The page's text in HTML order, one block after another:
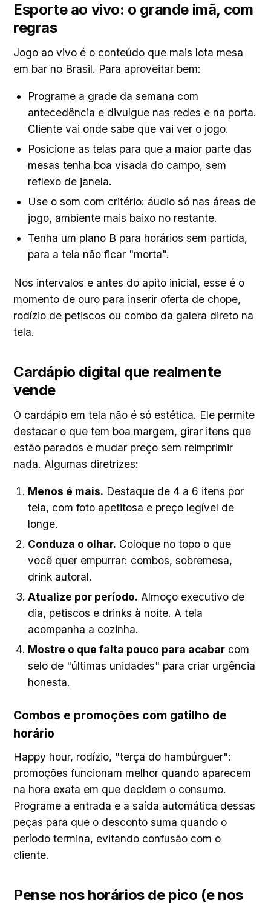
Esporte ao vivo: o grande imã, com
regras
Jogo ao vivo é o conteúdo que mais lota mesa
em bar no Brasil. Para aproveitar bem:
Programe a grade da semana com
antecedência e divulgue nas redes e na porta.
Cliente vai onde sabe que vai ver o jogo.
Posicione as telas para que a maior parte das
mesas tenha boa visada do campo, sem
reflexo de janela.
Use o som com critério: áudio só nas áreas de
jogo, ambiente mais baixo no restante.
Tenha um plano B para horários sem partida,
para a tela não ficar "morta".
Nos intervalos e antes do apito inicial, esse é o
momento de ouro para inserir oferta de chope,
rodízio de petiscos ou combo da galera direto na
tela.
Cardápio digital que realmente
vende
O cardápio em tela não é só estética. Ele permite
destacar o que tem boa margem, girar itens que
estão parados e mudar preço sem reimprimir
nada. Algumas diretrizes:
Menos é mais. Destaque de 4 a 6 itens por
tela, com foto apetitosa e preço legível de
longe.
Conduza o olhar. Coloque no topo o que
você quer empurrar: combos, sobremesa,
drink autoral.
Atualize por período. Almoço executivo de
dia, petiscos e drinks à noite. A tela
acompanha a cozinha.
Mostre o que falta pouco para acabar com
selo de "últimas unidades" para criar urgência
honesta.
Combos e promoções com gatilho de
horário
Happy hour, rodízio, "terça do hambúrguer":
promoções funcionam melhor quando aparecem
na hora exata em que decidem o consumo.
Programe a entrada e a saída automática dessas
peças para que o desconto suma quando o
período termina, evitando confusão com o
cliente.
Pense nos horários de pico (e nos